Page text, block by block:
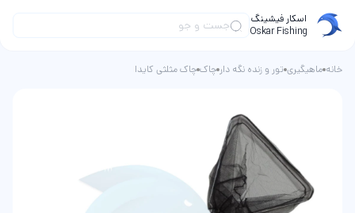
اسکار فیشینگ
Oskar Fishing
خانه ماهیگیری تور و زنده نگه دار چاک چاک مثلثی کایدا